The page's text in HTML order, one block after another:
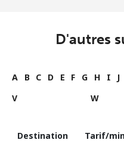
D'autres
A B C D E F G H I J
V
W
Destination Tarif/